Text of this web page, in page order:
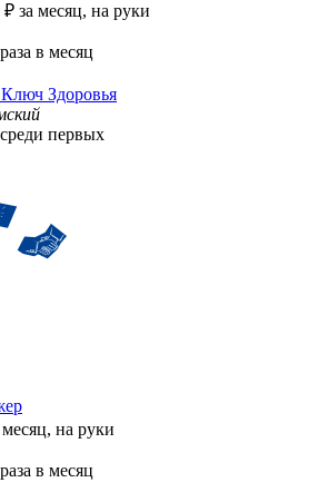
₽ за месяц, на руки
в месяц
Здоровья
первых
месяц, на руки
в месяц